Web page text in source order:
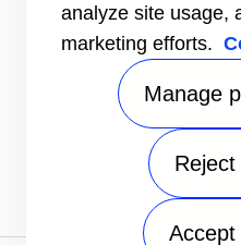
适用信息analyze site usage,
marketing efforts.
Manage
Accept